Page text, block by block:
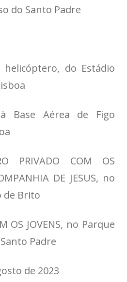
do Santo Padre
helicóptero, do Estádio
Base Aérea de Figo
PRIVADO COM OS
DE JESUS, no
de Brito
OS JOVENS, no Parque
Padre
de 2023